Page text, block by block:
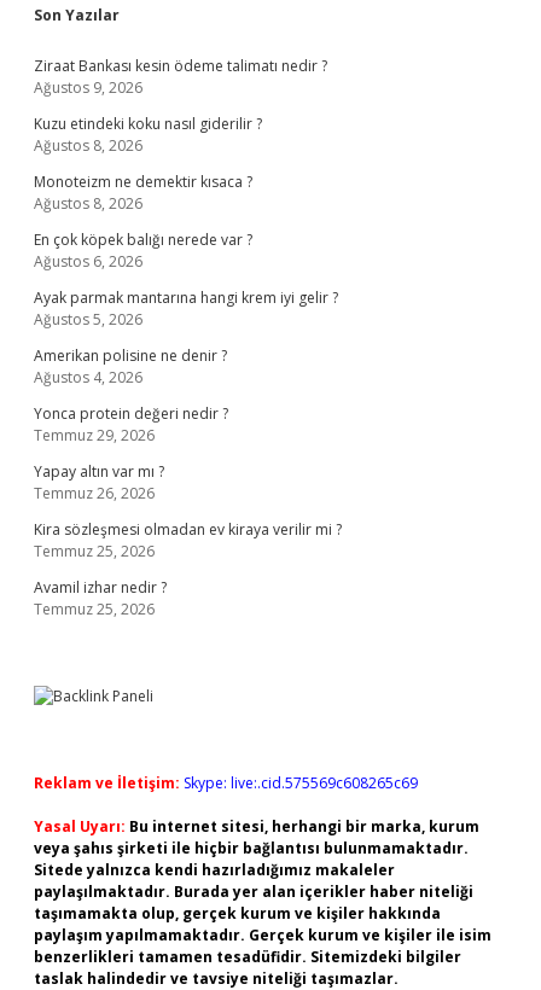
Sidebar
Son Yazılar
Ziraat Bankası kesin ödeme talimatı nedir ?
Ağustos 9, 2026
Kuzu etindeki koku nasıl giderilir ?
Ağustos 8, 2026
Monoteizm ne demektir kısaca ?
Ağustos 8, 2026
En çok köpek balığı nerede var ?
Ağustos 6, 2026
Ayak parmak mantarına hangi krem iyi gelir ?
Ağustos 5, 2026
Amerikan polisine ne denir ?
Ağustos 4, 2026
Yonca protein değeri nedir ?
Temmuz 29, 2026
Yapay altın var mı ?
Temmuz 26, 2026
Kira sözleşmesi olmadan ev kiraya verilir mi ?
Temmuz 25, 2026
Avamil izhar nedir ?
Temmuz 25, 2026
Reklam ve İletişim: Skype: live:.cid.575569c608265c69
Yasal Uyarı: Bu internet sitesi, herhangi bir marka, kurum
veya şahıs şirketi ile hiçbir bağlantısı bulunmamaktadır.
Sitede yalnızca kendi hazırladığımız makaleler
paylaşılmaktadır. Burada yer alan içerikler haber niteliği
taşımamakta olup, gerçek kurum ve kişiler hakkında
paylaşım yapılmamaktadır. Gerçek kurum ve kişiler ile isim
benzerlikleri tamamen tesadüfidir. Sitemizdeki bilgiler
taslak halindedir ve tavsiye niteliği taşımazlar.